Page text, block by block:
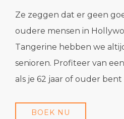
Ze zeggen dat er geen
oudere mensen in
Tangerine hebben we
senioren. Profiteer van
als je 62 jaar of ouder
BOEK NU